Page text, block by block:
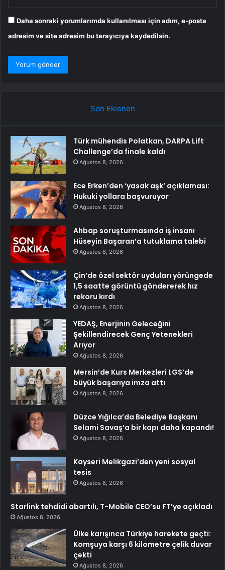
Daha sonraki yorumlarımda kullanılması için adım, e-posta
adresim ve site adresim bu tarayıcıya kaydedilsin.
Son Eklenen
Türk mühendis Polatkan, DARPA Lift
Challenge’da finale kaldı
Ağustos 8, 2026
Ece Erken’den ‘yasak aşk’ açıklaması:
Hukuki yollara başvuruyor
Ağustos 8, 2026
Ahbap soruşturmasında iş insanı
Hüseyin Başaran’a tutuklama talebi
Ağustos 8, 2026
Çin’de özel sektör uyduları yörüngede
1,5 saatte görüntü göndererek hız
rekoru kırdı
Ağustos 8, 2026
YEDAŞ, Enerjinin Geleceğini
Şekillendirecek Genç Yetenekleri
Arıyor
Ağustos 8, 2026
Mersin’de Kurs Merkezleri LGS’de
büyük başarıya imza attı
Ağustos 8, 2026
Düzce Yığılca’da Belediye Başkanı
Selami Savaş’a bir kapı daha kapandı!
Ağustos 8, 2026
Kayseri Melikgazi’den yeni sosyal
tesis
Ağustos 8, 2026
Starlink tehdidi abartılı, T-Mobile CEO’su FT’ye açıkladı
Ağustos 8, 2026
Ülke karışınca Türkiye harekete geçti:
Komşuya karşı 6 kilometre çelik duvar
çekti
Ağustos 8, 2026